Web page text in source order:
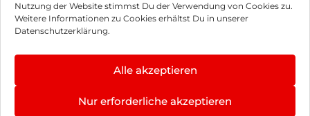
Nutzung der Website stimmst Du der Verwendung von Cookies zu.
Weitere Informationen zu Cookies erhältst Du in unserer
Datenschutzerklärung.
Alle akzeptieren
Nur erforderliche akzeptieren
Impressum